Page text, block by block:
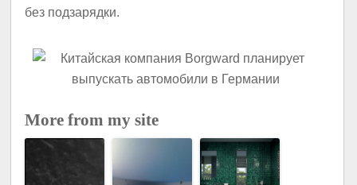
без подзарядки.
More from my site